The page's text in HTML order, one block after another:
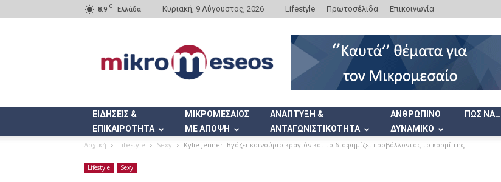
8.9 C Ελλάδα Κυριακή, 9 Αύγουστος, 2026 Lifestyle Πρωτοσέλιδα Επικοινωνία
ΕΙΔΗΣΕΙΣ &
ΕΠΙΚΑΙΡΟΤΗΤΑ
ΜΙΚΡΟΜΕΣΑΙΟΣ
ΜΕ ΑΠΟΨΗ
ΑΝΑΠΤΥΞΗ &
ΑΝΤΑΓΩΝΙΣΤΙΚΟΤΗΤΑ
ΑΝΘΡΩΠΙΝΟ
ΔΥΝΑΜΙΚΟ
ΠΩΣ ΝΑ…
Αρχική Lifestyle Sexy Kylie Jenner: Βγάζει καινούριο κραγιόν και το διαφημίζει προβάλλοντας το κορμί της
Lifestyle Sexy